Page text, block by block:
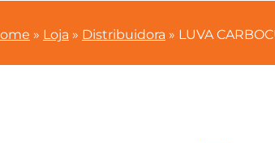
» Loja » Distribuidora » LUVA